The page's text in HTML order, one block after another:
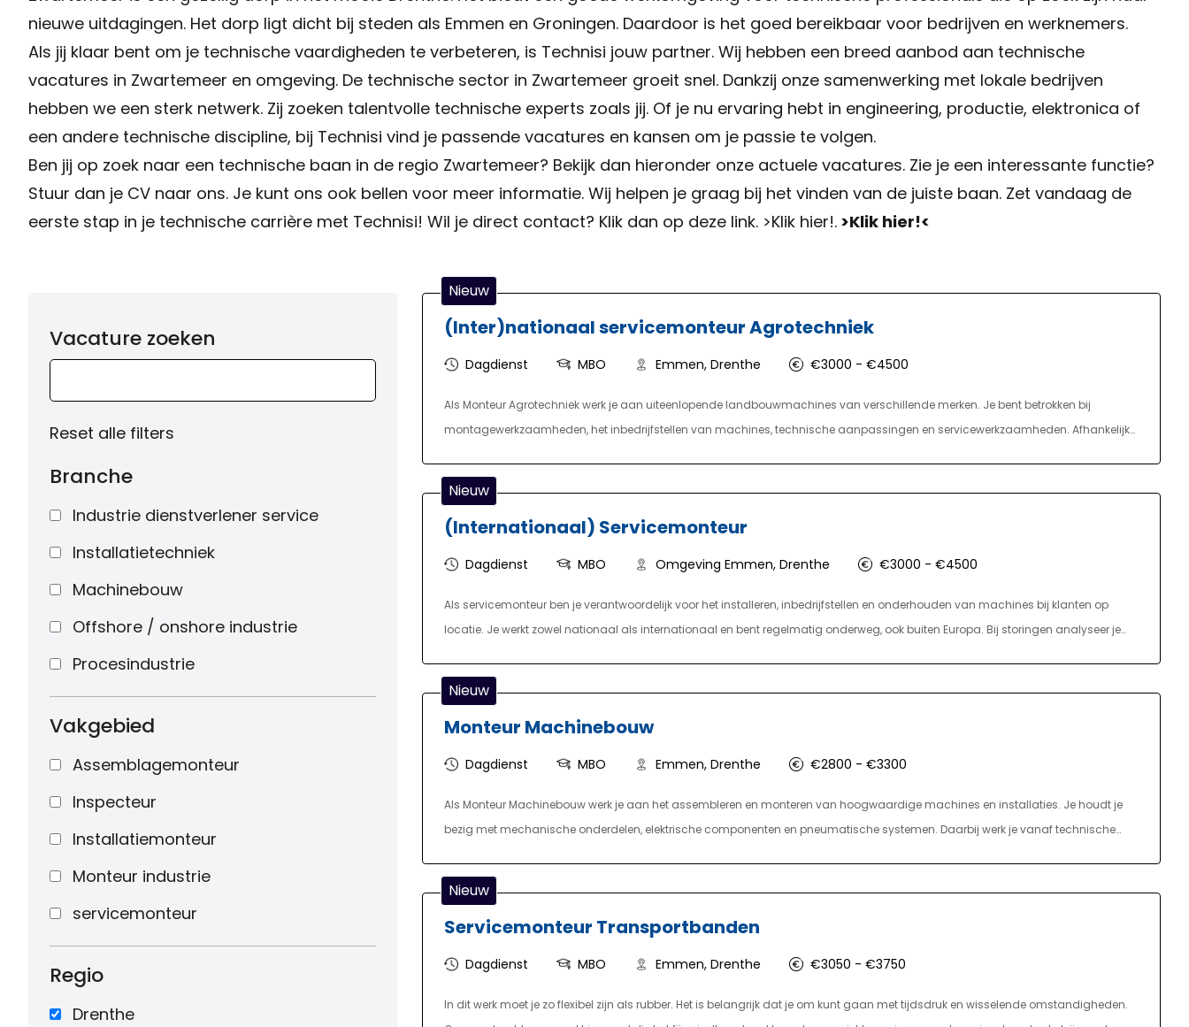
nieuwe uitdagingen. Het dorp ligt dicht bij steden als Emmen en Groningen. Daardoor is het goed bereikbaar voor bedrijven en werknemers.
Als jij klaar bent om je technische vaardigheden te verbeteren, is Technisi jouw partner. Wij hebben een breed aanbod aan technische
vacatures in Zwartemeer en omgeving. De technische sector in Zwartemeer groeit snel. Dankzij onze samenwerking met lokale bedrijven
hebben we een sterk netwerk. Zij zoeken talentvolle technische experts zoals jij. Of je nu ervaring hebt in engineering, productie, elektronica of
een andere technische discipline, bij Technisi vind je passende vacatures en kansen om je passie te volgen.
Ben jij op zoek naar een technische baan in de regio Zwartemeer? Bekijk dan hieronder onze actuele vacatures. Zie je een interessante functie?
Stuur dan je CV naar ons. Je kunt ons ook bellen voor meer informatie. Wij helpen je graag bij het vinden van de juiste baan. Zet vandaag de
eerste stap in je technische carrière met Technisi! Wil je direct contact? Klik dan op deze link. >Klik hier!. >Klik hier!<
Vacature zoeken
Reset alle filters
Branche
Industrie dienstverlener service
Installatietechniek
Machinebouw
Offshore / onshore industrie
Procesindustrie
Vakgebied
Assemblagemonteur
Inspecteur
Installatiemonteur
Monteur industrie
servicemonteur
Regio
Drenthe
Nieuw
(Inter)nationaal servicemonteur Agrotechniek
Dagdienst MBO Emmen, Drenthe €3000 - €4500
Als Monteur Agrotechniek werk je aan uiteenlopende landbouwmachines van verschillende merken. Je bent betrokken bij
montagewerkzaamheden, het inbedrijfstellen van machines, technische aanpassingen en servicewerkzaamheden. Afhankelijk
Nieuw
(Internationaal) Servicemonteur
Dagdienst MBO Omgeving Emmen, Drenthe €3000 - €4500
Als servicemonteur ben je verantwoordelijk voor het installeren, inbedrijfstellen en onderhouden van machines bij klanten op
locatie. Je werkt zowel nationaal als internationaal en bent regelmatig onderweg, ook buiten Europa. Bij storingen analyseer je
train je klanten in het gebruik en onderhoud van de machines. Je bereidt servicebezoeken goed voor, beheert je gereedschappen
en onderdelen en zorgt voor heldere rapportages richting de interne serviceafdeling. In deze rol ben je het visitekaartje van de
organisatie en combineer je technische kennis met een klantgerichte houding.
Nieuw
Monteur Machinebouw
Dagdienst MBO Emmen, Drenthe €2800 - €3300
Als Monteur Machinebouw werk je aan het assembleren en monteren van hoogwaardige machines en installaties. Je houdt je
bezig met mechanische onderdelen, elektrische componenten en pneumatische systemen. Daarbij werk je vanaf technische
een technisch team met onder andere assemblagemonteurs, elektromonteurs, metaalbewerkers en engineers. Afhankelijk van
jouw kennis en ervaring kan de exacte invulling van de functie verder worden afgestemd.
Nieuw
Servicemonteur Transportbanden
Dagdienst MBO Emmen, Drenthe €3050 - €3750
In dit werk moet je zo flexibel zijn als rubber. Het is belangrijk dat je om kunt gaan met tijdsdruk en wisselende omstandigheden.